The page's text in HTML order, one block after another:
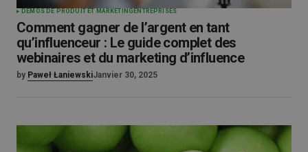
DÉMOS DE PRODUIT ET MARKETING ENTREPRISES
Comment gagner de l’argent en tant
qu’influenceur : Le guide complet des
webinaires et du marketing d’influence
by Paweł ŁaniewskiJanvier 30, 2025